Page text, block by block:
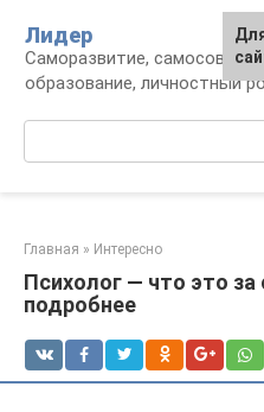
контенту
Лидер
Саморазвитие,
образование, личностный
Главная » Интересно
Психолог — что это
подробнее